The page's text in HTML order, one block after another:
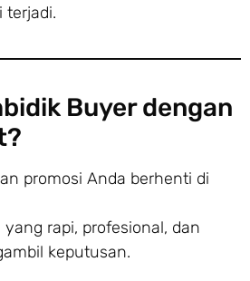
terjadi.
Buyer dengan
promosi Anda berhenti di
rapi, profesional, dan
keputusan.